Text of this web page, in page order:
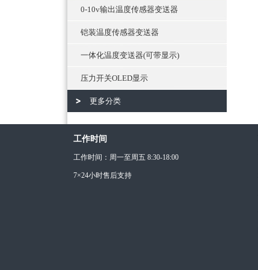
0-10v输出温度传感器变送器
铠装温度传感器变送器
一体化温度变送器(可带显示)
压力开关OLED显示
更多分类
工作时间
工作时间：周一至周五 8:30-18:00
7×24小时售后支持